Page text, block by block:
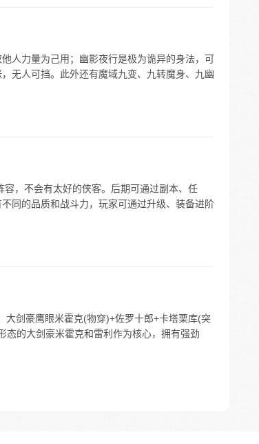
人力量为己用；幽影夜行是极为诡异的身法，可
无人可挡。此外还有魔域九变、九转魔身、九幽
，不会有太好的侠客。后期可通过副本、任
同的品质和战斗力，玩家可通过升级、装备进阶
大剑豪鹰眼米霍克(物穿)+佐罗十郎+卡塔栗库(突
态的大剑豪米霍克和雷利作为核心，拥有强劲